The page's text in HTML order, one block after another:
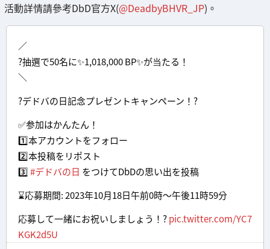
活動詳情請參考DbD官方X(@DeadbyBHVR_JP)。
／
?抽選で50名に✨1,018,000 BP✨が当たる！
＼
?デドバの日記念プレゼントキャンペーン！?
✅参加はかんたん！
1️⃣本アカウントをフォロー
2️⃣本投稿をリポスト
3️⃣#デドバの日 をつけてDbDの思い出を投稿
⌛応募期間: 2023年10月18日午前0時～午後11時59分
応募して一緒にお祝いしましょう！?pic.twitter.com/YC7
KGK2d5U